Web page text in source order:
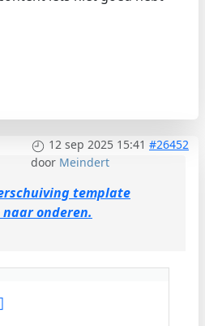
12 sep 2025 15:41 #26452
door Meindert
template
onderen.